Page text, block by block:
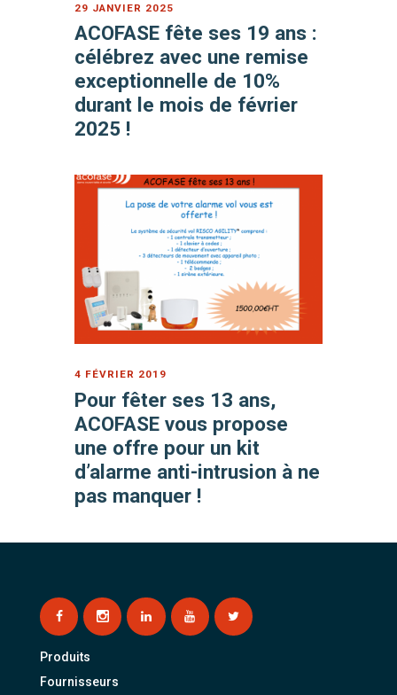
29 JANVIER 2025
ACOFASE fête ses 19 ans :
célébrez avec une remise
exceptionnelle de 10%
durant le mois de février
2025 !
4 FÉVRIER 2019
Pour fêter ses 13 ans,
ACOFASE vous propose
une offre pour un kit
d’alarme anti-intrusion à ne
pas manquer !
Produits
Fournisseurs